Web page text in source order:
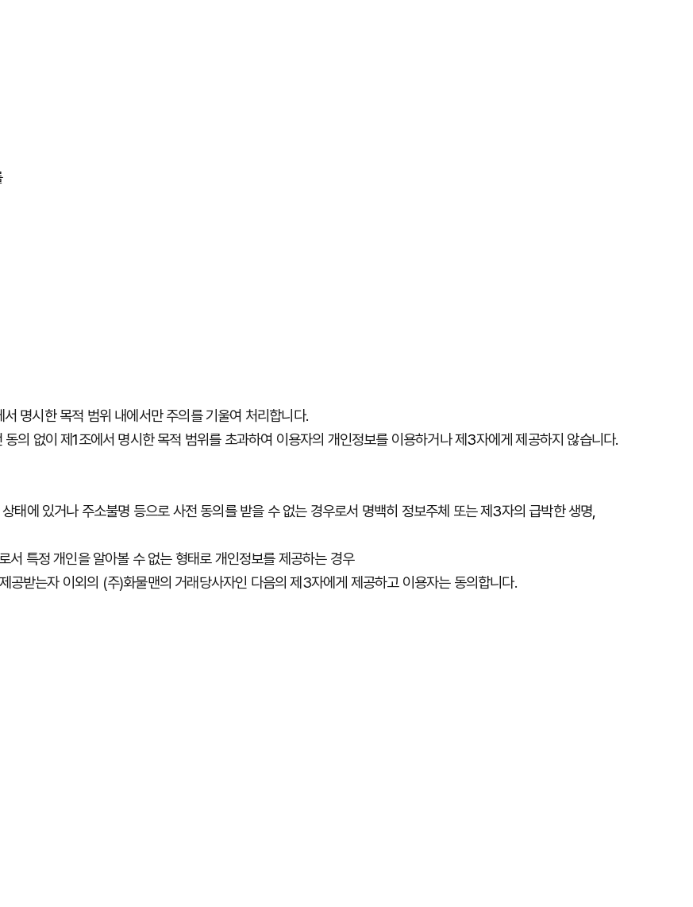
서 명시한 목적 범위 내에서만 주의를기울여 처리합니다.
동의 없이 제1조에서 명시한 목적 범위를 초과하여 이용자의 개인정보를 이용하거나제 3자에게 제공하지 않습니다.
상태에 있거나 주소불명 등으로사전 동의를 받을 수 없는 경우로서 명백히 정보주체 또는제 3자의 급박한생명,
서 특정개인을 알아볼 수 없는형태로개인정보를제공하는 경우
공받는자 이외의 (주)화물맨의 거래당사자인 다음의 제 3자에게 제공하고 이용자는 동의합니다.